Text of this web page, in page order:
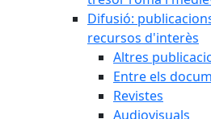
Difusió:
recursos d'interès
Altres
Entre els
Revistes
Audiovisuals